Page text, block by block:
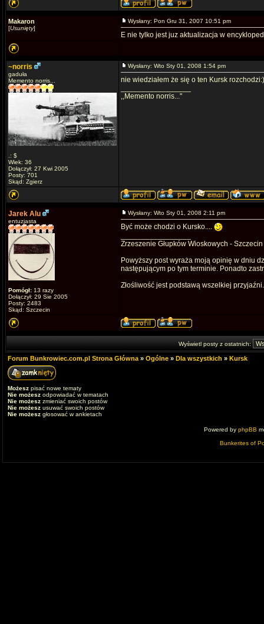
Makaron
[Usunięty]
Wysłany: Pon Gru 31, 2007 10:51 pm
E nie tylko jest juz aktualizacja w
~norris
gaduła
Memento norris...
.: $
Wiek: 36
Dołączył: 27 Kwi 2005
Posty: 701
Skąd: Zgierz
Wysłany: Wto Sty 01, 2008 1:54 pm
nie wiedziałem że się o ten Kursk
,,Memento norris..."
Jarek Alu
entuzjasta
Pomógł: 13 razy
Dołączył: 29 Sie 2005
Posty: 2483
Skąd: Szczecin
Wysłany: Wto Sty 01, 2008 2:11 pm
Być może chodzi o Kursko....
Zrzeszenie Głupków Wioskowych - Szczecin
Powyższy post wyraża moją opinię w dniu
następującym po tym terminie. Ponadto
Złośliwość jest podstawą wszelkiej
Wyświetl posty z ostatnich:
Forum Bunkrowiec.com.pl Strona Główna » Ogólne » Dla wszystkich » Kursk
Możesz pisać nowe tematy
Nie możesz odpowiadać w tematach
Nie możesz zmieniać swoich postów
Nie możesz usuwać swoich postów
Nie możesz głosować w ankietach
Powered by phpBB
Bunkerites of